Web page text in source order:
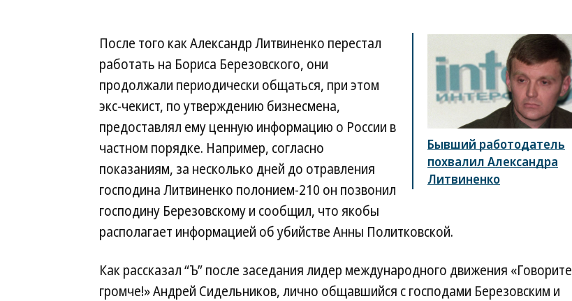
Бывший работодатель
похвалил Александра
Литвиненко
После того как Александр Литвиненко перестал
работать на Бориса Березовского, они
продолжали периодически общаться, при этом
экс-чекист, по утверждению бизнесмена,
предоставлял ему ценную информацию о России в
частном порядке. Например, согласно
показаниям, за несколько дней до отравления
господина Литвиненко полонием-210 он позвонил
господину Березовскому и сообщил, что якобы
располагает информацией об убийстве Анны Политковской.
Как рассказал “Ъ” после заседания лидер международного движения «Говорите
громче!» Андрей Сидельников, лично общавшийся с господами Березовским и